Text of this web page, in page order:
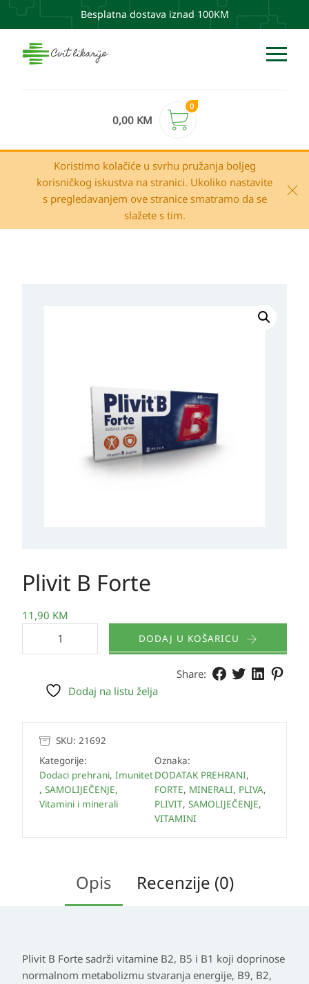
Besplatna dostava iznad 100KM
0,00 KM
0
Koristimo kolačiće u svrhu pružanja boljeg
korisničkog iskustva na stranici. Ukoliko nastavite
s pregledavanjem ove stranice smatramo da se
slažete s tim.
Plivit B Forte
11,90 KM
DODAJ U KOŠARICU
Share:
Dodaj na listu želja
SKU: 21692
Kategorije:
Dodaci prehrani, Imunitet
, SAMOLIJEČENJE,
Vitamini i minerali
Oznaka:
DODATAK PREHRANI,
FORTE, MINERALI, PLIVA,
PLIVIT, SAMOLIJEČENJE,
VITAMINI
Opis Recenzije (0)
Plivit B Forte sadrži vitamine B2, B5 i B1 koji doprinose
normalnom metabolizmu stvaranja energije, B9, B2,